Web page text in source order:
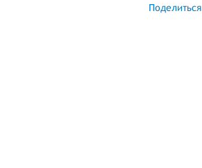
Поделиться